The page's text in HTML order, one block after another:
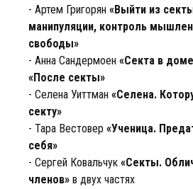
- Артем Григорян «Выйти из
манипуляции, контроль
свободы»
- Анна Сандермоен «Секта в
«После секты»
- Селена Уиттман «Селена.
секту»
- Тара Вестовер «Ученица.
себя»
- Сергей Ковальчук «Секты.
членов» в двух частях